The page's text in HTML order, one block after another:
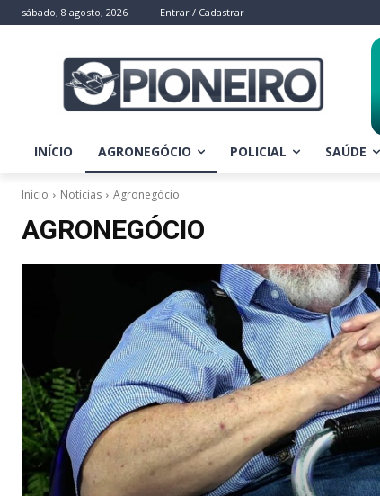
sábado, 8 agosto, 2026 Entrar / Cadastrar
INÍCIO AGRONEGÓCIO POLICIAL SAÚDE
Início Notícias Agronegócio
AGRONEGÓCIO